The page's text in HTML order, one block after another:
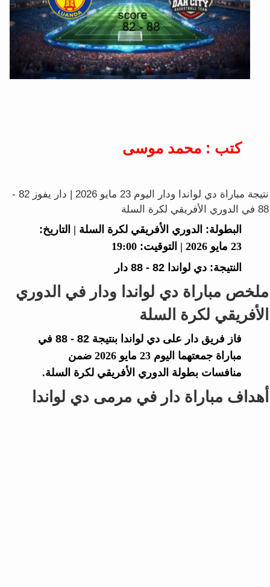
كتب : محمد موسى
نتيجة مباراة دي لواندا ودار اليوم 23 مايو 2026 | دار يفوز 82 -
88 في الدوري الأفريقي لكرة السلة
البطولة: الدوري الأفريقي لكرة السلة | التاريخ:
23 مايو 2026 |
التوقيت: 19:00
النتيجة: دي لواندا82 - 88 دار
ملخص مباراة دي لواندا ودار في الدوري
الأفريقي لكرة السلة
فاز فريقدار علىدي لواندا بنتيجة82 - 88
في
مباراة جمعتهما اليوم 23 مايو 2026 ضمن
منافسات بطولة الدوري الأفريقي لكرة السلة.
أهداف مباراة دار في مرمى دي لواندا